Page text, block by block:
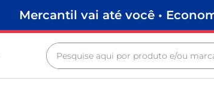
Mercantil vai até você •
Pesquise aqui por produto e/ou